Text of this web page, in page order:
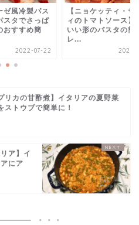
ゼ風冷製パス
スタでさっぱ
おすすめ簡
2022-07-22
【ニョケッティ・サ
ィのトマトソース】
いい形のパスタの簡
レ...
2020-
リカの甘酢煮】イタリアの夏野菜
ストウブで簡単に！
ア】イ
にア